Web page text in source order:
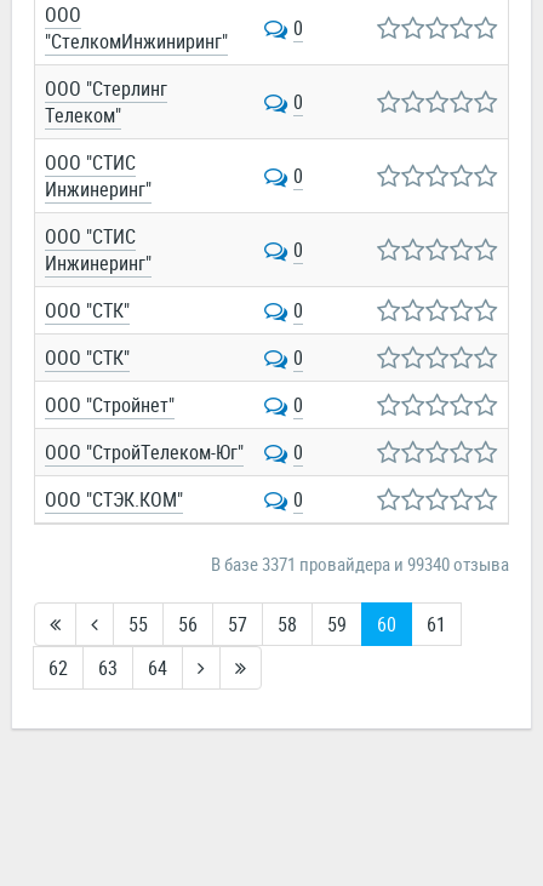
ООО
"СтелкомИнжиниринг"
0
ООО "Стерлинг
Телеком"
0
ООО "СТИС
Инжинеринг"
0
ООО "СТИС
Инжинеринг"
0
ООО "СТК"
0
ООО "СТК"
0
ООО "Стройнет"
0
ООО "СтройТелеком-Юг"
0
ООО "СТЭК.КОМ"
0
В базе 3371 провайдера и 99340 отзыва
55 56 57 58 59 60
61
62
63 64